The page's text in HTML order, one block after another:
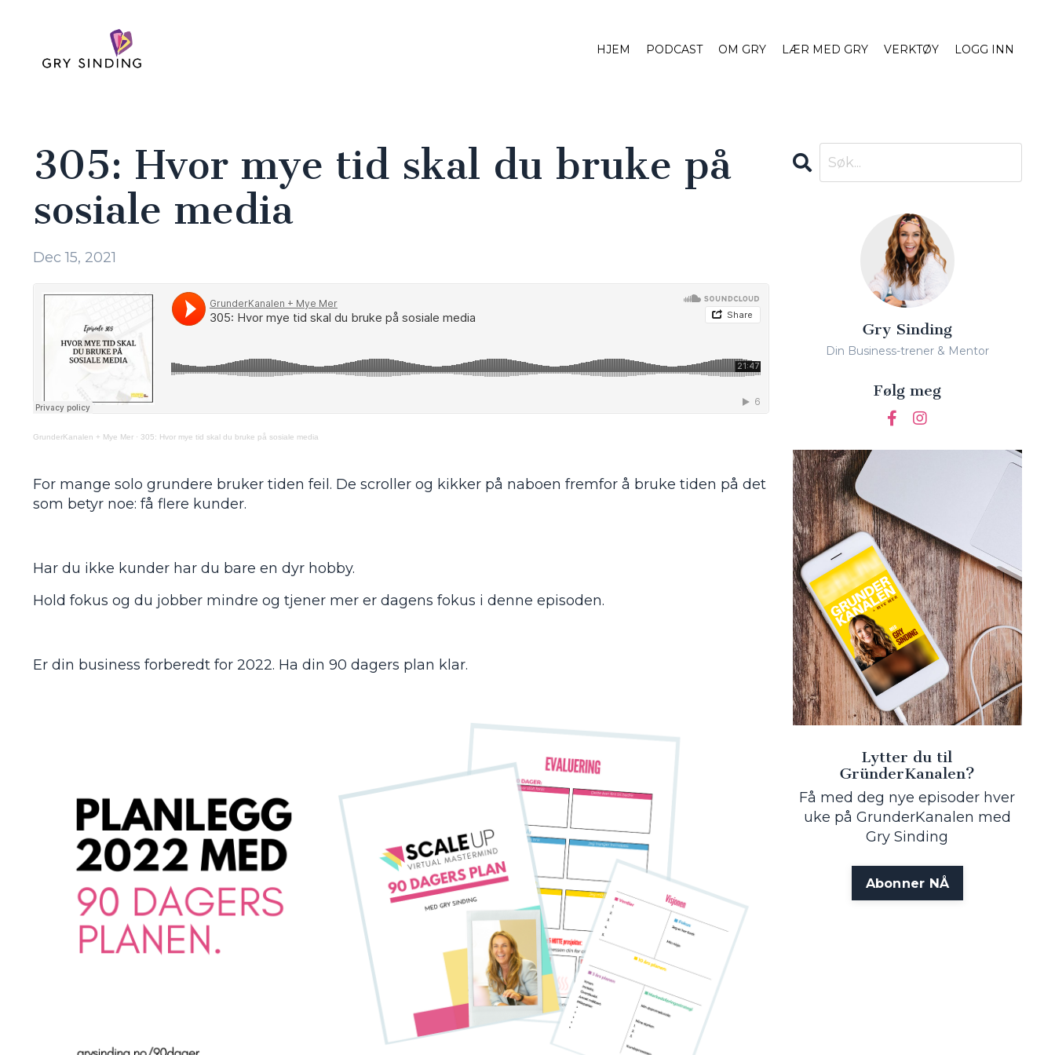
HJEM PODCAST OM GRY LÆR MED GRY VERKTØY LOGG INN
305: Hvor mye tid skal du bruke på
sosiale media
Dec 15, 2021
GrunderKanalen + Mye Mer · 305: Hvor mye tid skal du bruke på sosiale media
For mange solo grundere bruker tiden feil. De scroller og kikker på naboen fremfor å bruke tiden på det
som betyr noe: få flere kunder.
Har du ikke kunder har du bare en dyr hobby.
Hold fokus og du jobber mindre og tjener mer er dagens fokus i denne episoden.
Er din business forberedt for 2022. Ha din 90 dagers plan klar.
Gry Sinding
Din Business-trener & Mentor
Følg meg
Lytter du til
GründerKanalen?
Få med deg nye episoder hver
uke på GrunderKanalen med
Gry Sinding
Abonner NÅ